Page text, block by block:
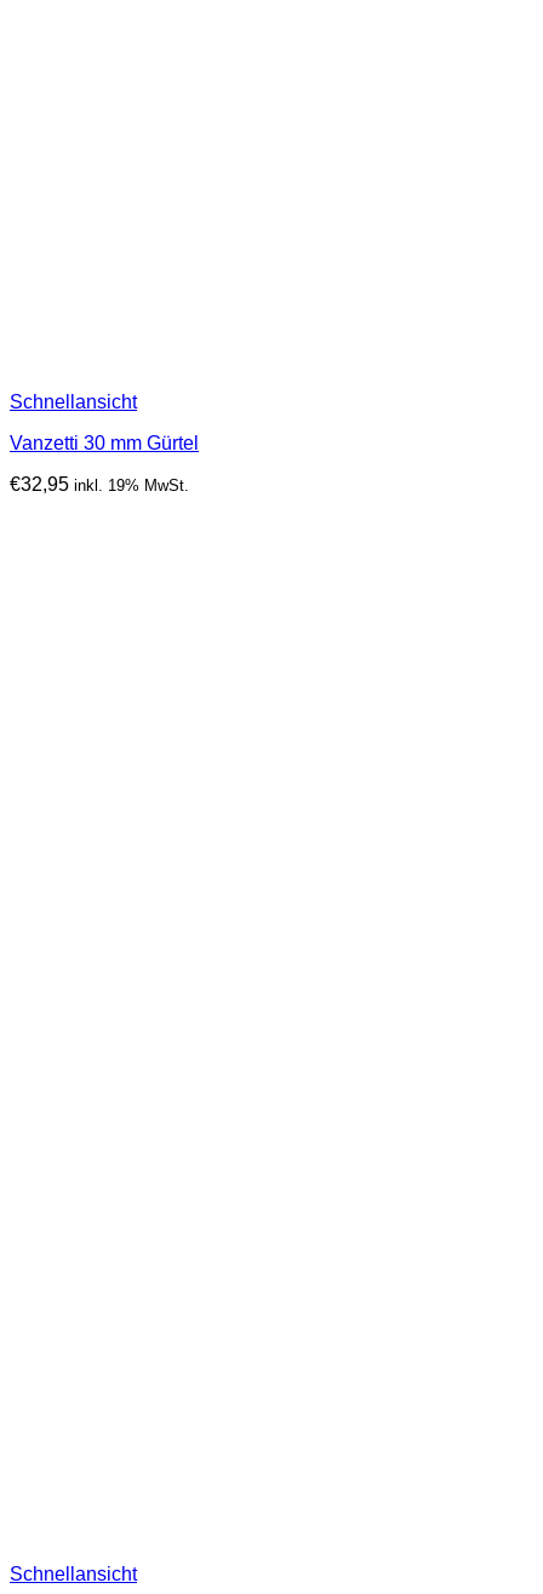
Schnellansicht
Vanzetti 30 mm Gürtel
€32,95 inkl. 19% MwSt.
Schnellansicht